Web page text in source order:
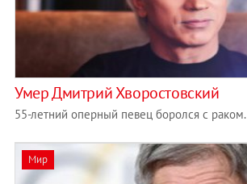
Умер Дмитрий Хворостовский
55-летний оперный певец боролся с раком.
Мир